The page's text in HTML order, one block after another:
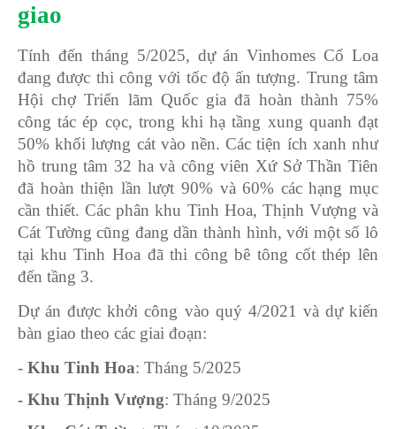
giao
Tính đến tháng 5/2025, dự án Vinhomes Cổ Loa
đang được thi công với tốc độ ấn tượng. Trung tâm
Hội chợ Triển lãm Quốc gia đã hoàn thành 75%
công tác ép cọc, trong khi hạ tầng xung quanh đạt
50% khối lượng cát vào nền. Các tiện ích xanh như
hồ trung tâm 32 ha và công viên Xứ Sở Thần Tiên
đã hoàn thiện lần lượt 90% và 60% các hạng mục
cần thiết. Các phân khu Tinh Hoa, Thịnh Vượng và
Cát Tường cũng đang dần thành hình, với một số lô
tại khu Tinh Hoa đã thi công bê tông cốt thép lên
đến tầng 3.
Dự án được khởi công vào quý 4/2021 và dự kiến
bàn giao theo các giai đoạn:
- Khu Tinh Hoa: Tháng 5/2025
- Khu Thịnh Vượng: Tháng 9/2025